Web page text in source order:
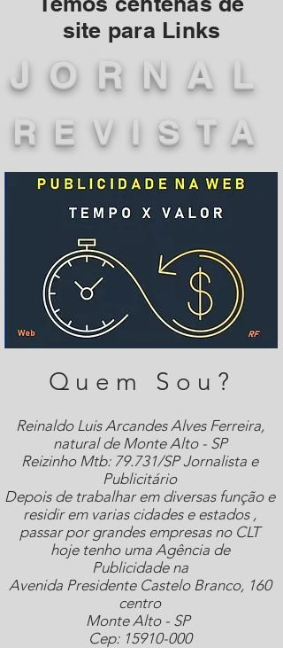
site para Links
JORNAL
REVISTA
Quem Sou?
Reinaldo Luis Arcandes Alves Ferreira,
natural de Monte Alto - SP
Reizinho Mtb: 79.731/SP Jornalista e
Publicitário
Depois de trabalhar em diversas função e
residir em varias cidades e estados ,
passar por grandes empresas no CLT
hoje tenho uma Agência de
Publicidade na
Avenida Presidente Castelo Branco, 160
centro
Monte Alto - SP
Cep: 15910-000